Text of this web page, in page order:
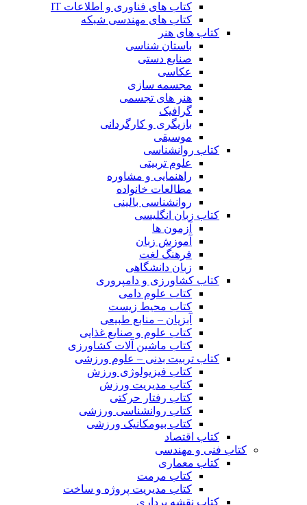
کتاب های فناوری و اطلاعات IT
کتاب های مهندسی شبکه
کتاب های هنر
باستان شناسی
صنایع دستی
عکاسی
مجسمه سازی
هنر های تجسمی
گرافیک
بازیگری و کارگردانی
موسیقی
کتاب روانشناسی
علوم تربیتی
راهنمایی و مشاوره
مطالعات خانواده
روانشناسی بالینی
کتاب زبان انگلیسی
آزمون ها
آموزش زبان
فرهنگ لغت
زبان دانشگاهی
کتاب کشاورزی و دامپروری
کتاب علوم دامی
کتاب محیط زیست
آبزیان – منابع طبیعی
کتاب علوم و صنایع غذایی
کتاب ماشین آلات کشاورزی
کتاب تربیت بدنی – علوم ورزشی
کتاب فیزیولوژی ورزش
کتاب مدیریت ورزش
کتاب رفتار حرکتی
کتاب روانشناسی ورزشی
کتاب بیومکانیک ورزشی
کتاب اقتصاد
کتاب فنی و مهندسی
کتاب معماری
کتاب مرمت
کتاب مدیریت پروژه و ساخت
کتاب نقشه برداری